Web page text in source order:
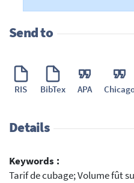
Send to
RIS BibTex APA
Details
Keywords :
Tarif de cubage; Volume fût